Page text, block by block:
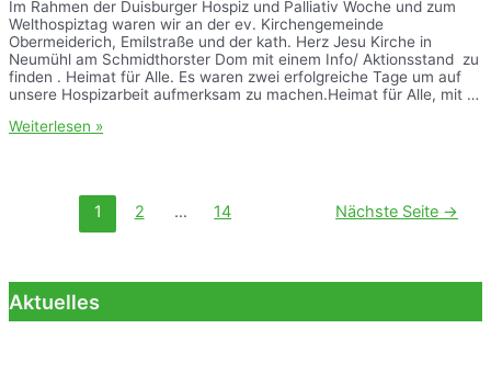
Im Rahmen der Duisburger Hospiz und Palliativ Woche und zum
Welthospiztag waren wir an der ev. Kirchengemeinde
Obermeiderich, Emilstraße und der kath. Herz Jesu Kirche in
Neumühl am Schmidthorster Dom mit einem Info/ Aktionsstand zu
finden . Heimat für Alle. Es waren zwei erfolgreiche Tage um auf
unsere Hospizarbeit aufmerksam zu machen.Heimat für Alle, mit …
Hospiz
Weiterlesen »
Seitennummerierung
1 2 … 14 Nächste Seite →
Aktuelles